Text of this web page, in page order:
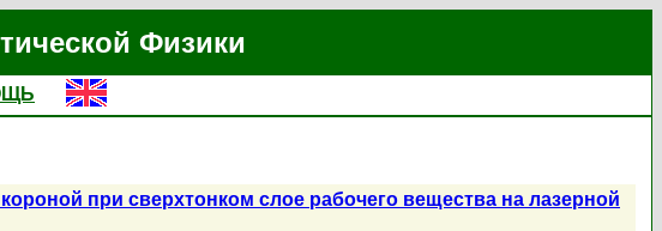
Физики
при сверхтонком слое рабочего вещества на лазерной